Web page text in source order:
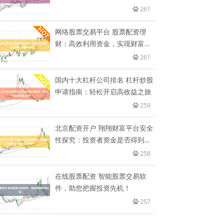
261
网络股票交易平台 股票配资理
财：高效利用资金，实现财富增
261
国内十大杠杆公司排名 杠杆炒股
申请指南：轻松开启高收益之旅
259
北京配资开户 翔翔财富平台安全
性探究：投资者资金是否得到充
258
在线股票配资 智能股票交易软
件，助您把握投资先机！
257